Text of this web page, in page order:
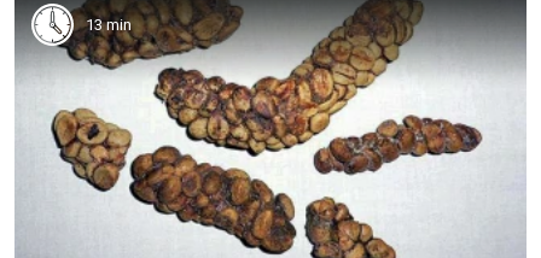
13 min